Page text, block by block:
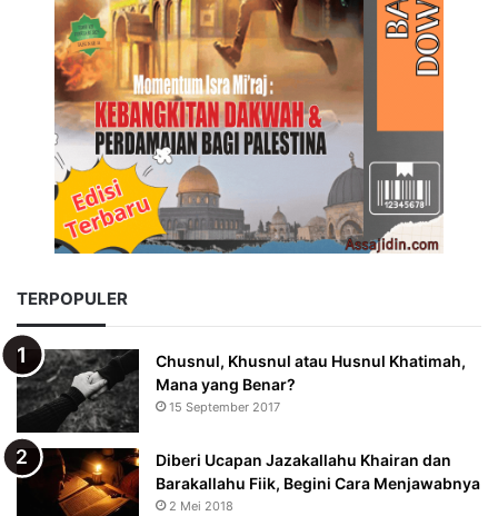
TERPOPULER
Chusnul, Khusnul atau Husnul Khatimah,
Mana yang Benar?
15 September 2017
Diberi Ucapan Jazakallahu Khairan dan
Barakallahu Fiik, Begini Cara Menjawabnya
2 Mei 2018